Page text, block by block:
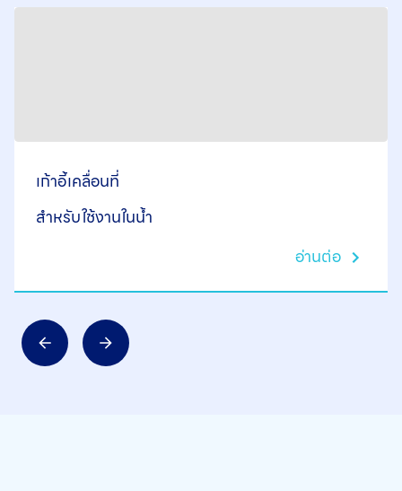
เก้าอี้เคลื่อนที่
สำหรับใช้งานในน้ำ
อ่านต่อ